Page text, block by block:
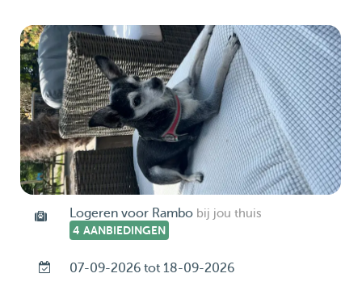
Logeren voor Rambo bij jou thuis
4 AANBIEDINGEN
07-09-2026 tot 18-09-2026